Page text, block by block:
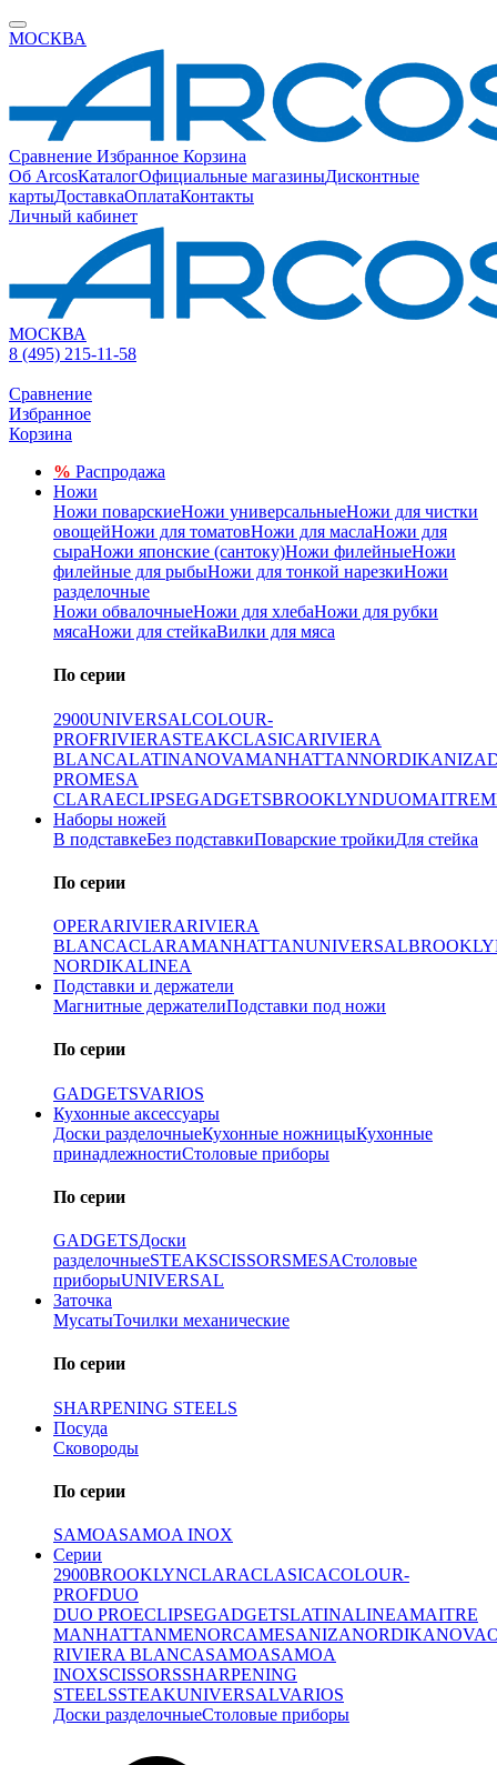
МОСКВА
Сравнение Избранное Корзина
Об ArcosКаталогОфициальные магазиныДисконтные
картыДоставкаОплатаКонтакты
Личный кабинет
МОСКВА
8 (495) 215-11-58
Сравнение
Избранное
Корзина
% Распродажа
Ножи
Ножи поварскиеНожи универсальныеНожи для чистки
овощейНожи для томатовНожи для маслаНожи для
сыраНожи японские (сантоку)Ножи филейныеНожи
филейные для рыбыНожи для тонкой нарезкиНожи
разделочные
Ножи обвалочныеНожи для хлебаНожи для рубки
мясаНожи для стейкаВилки для мяса
По серии
2900UNIVERSALCOLOUR-
PROFRIVIERASTEAKCLASICARIVIERA
BLANCALATINANOVAMANHATTANNORDIKANIZA
PROMESA
CLARAECLIPSEGADGETSBROOKLYNDUOMAITRE
Наборы ножей
В подставкеБез подставкиПоварские тройкиДля стейка
По серии
OPERARIVIERARIVIERA
BLANCACLARAMANHATTANUNIVERSAL
NORDIKALINEA
Подставки и держатели
Магнитные держателиПодставки под ножи
По серии
GADGETSVARIOS
Кухонные аксессуары
Доски разделочныеКухонные ножницыКухонные
принадлежностиСтоловые приборы
По серии
GADGETSДоски
разделочныеSTEAKSCISSORSMESAСтоловые
приборыUNIVERSAL
Заточка
МусатыТочилки механические
По серии
SHARPENING STEELS
Посуда
Сковороды
По серии
SAMOASAMOA INOX
Серии
2900BROOKLYNCLARACLASICACOLOUR-
PROFDUO
DUO PROECLIPSEGADGETSLATINALINEAMAITRE
MANHATTANMENORCAMESANIZANORDIKANOVA
RIVIERA BLANCASAMOASAMOA
INOXSCISSORSSHARPENING
STEELSSTEAKUNIVERSALVARIOS
Доски разделочныеСтоловые приборы